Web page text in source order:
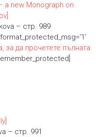
a new Monograph on
– стр. 989
за да прочетете пълната
– стр. 991